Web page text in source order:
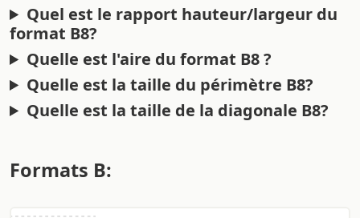
Quel est le rapport hauteur/largeur du
format B8?
Quelle est l'aire du format B8 ?
Quelle est la taille du périmètre B8?
Quelle est la taille de la diagonale B8?
Formats B: